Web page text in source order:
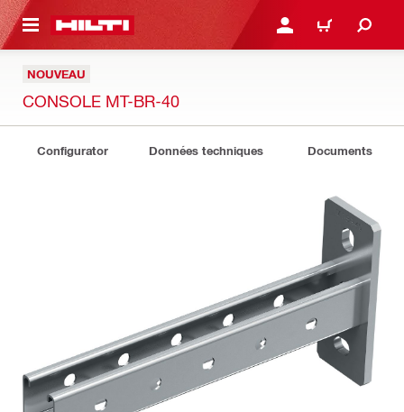
SE CONNECTER OU
PANIER
NOUVEAU
CONSOLE MT-BR-40
Configurator Données techniques Documents